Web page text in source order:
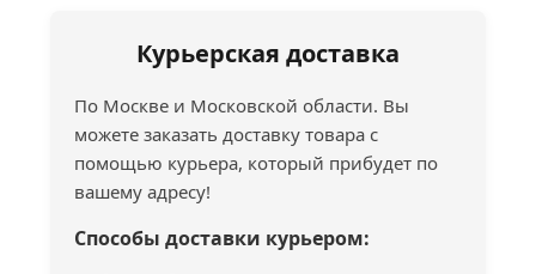
Курьерская доставка
По Москве и Московской области. Вы
можете заказать доставку товара с
помощью курьера, который прибудет по
вашему адресу!
Способы доставки курьером: